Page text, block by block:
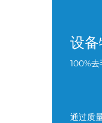
设
100%
通过质